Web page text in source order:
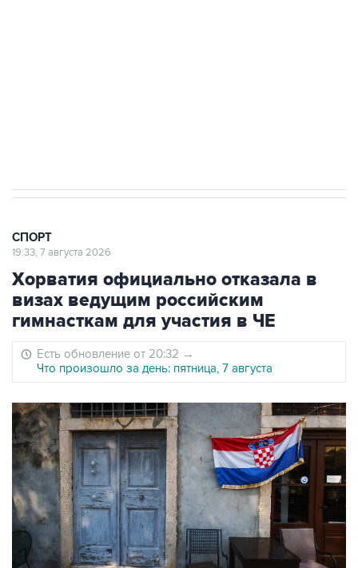
СПОРТ
19:33, 7 августа 2026
Хорватия официально отказала в
визах ведущим российским
гимнасткам для участия в ЧЕ
Есть обновление от 20:32 →
Что произошло за день: пятница, 7 августа